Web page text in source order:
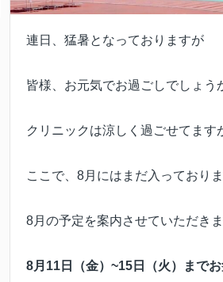
連日、猛暑となっておりますが
皆様、お元気でお過ごしでしょう
クリニックは涼しく過ごせてます
ここで、8月にはまだ入っており
8月の予定を案内させていただきま
8月11日（金）~15日（火）まで